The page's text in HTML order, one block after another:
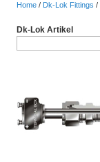
Home / Dk-Lok Fittings /
Dk-Lok Artikel